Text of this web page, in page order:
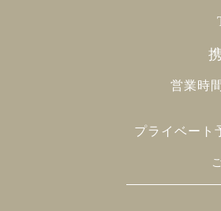
営業時
プライベート